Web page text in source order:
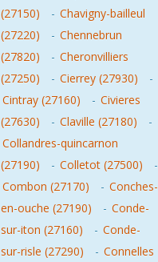
(27150)
- Chavigny-bailleul
(27220)
- Chennebrun
(27820)
- Cheronvilliers
(27250)
- Cierrey (27930)
-
Cintray (27160)
- Civieres
(27630)
- Claville (27180)
-
Collandres-quincarnon
(27190)
- Colletot (27500)
-
Combon (27170)
- Conches-
en-ouche (27190)
- Conde-
sur-iton (27160)
- Conde-
sur-risle (27290)
- Connelles